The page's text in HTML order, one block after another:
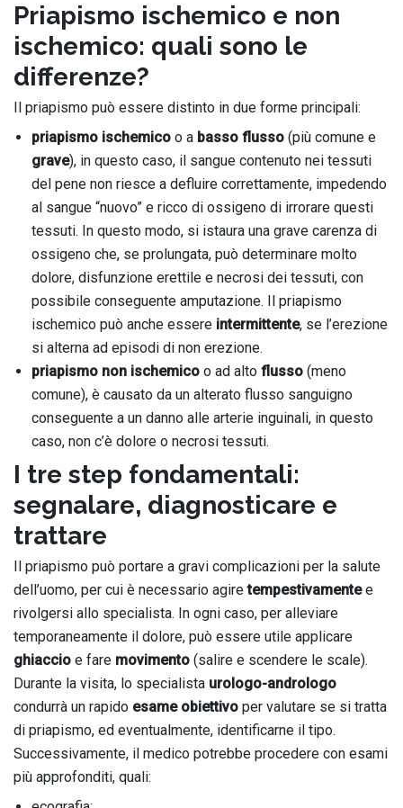
Priapismo ischemico e non
ischemico: quali sono le
differenze?
Il priapismo può essere distinto in due forme principali:
priapismo ischemico o a basso flusso (più comune e
grave), in questo caso, il sangue contenuto nei tessuti
del pene non riesce a defluire correttamente, impedendo
al sangue “nuovo” e ricco di ossigeno di irrorare questi
tessuti. In questo modo, si istaura una grave carenza di
ossigeno che, se prolungata, può determinare molto
dolore, disfunzione erettile e necrosi dei tessuti, con
possibile conseguente amputazione. Il priapismo
ischemico può anche essere intermittente, se l’erezione
si alterna ad episodi di non erezione.
priapismo non ischemico o ad alto flusso (meno
comune), è causato da un alterato flusso sanguigno
conseguente a un danno alle arterie inguinali, in questo
caso, non c’è dolore o necrosi tessuti.
I tre step fondamentali:
segnalare, diagnosticare e
trattare
Il priapismo può portare a gravi complicazioni per la salute
dell’uomo, per cui è necessario agiretempestivamentee
rivolgersi allo specialista. In ogni caso, per alleviare
temporaneamente il dolore, può essere utile applicare
ghiaccio e fare movimento (salire e scendere le scale).
Durante la visita, lo specialista urologo-andrologo
condurrà un rapido esame obiettivo per valutare se si tratta
di priapismo, ed eventualmente, identificarne il tipo.
Successivamente, il medico potrebbe procedere con esami
più approfonditi, quali: